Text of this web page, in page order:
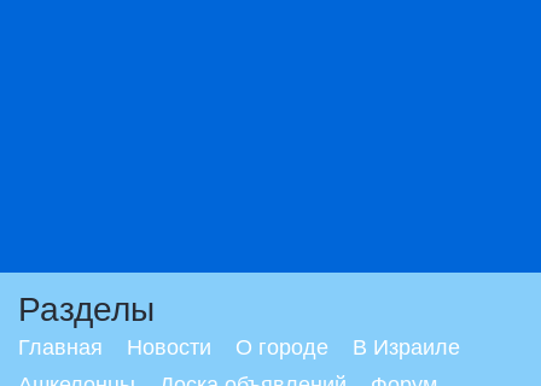
Разделы
Главная Новости О городе
В Израиле